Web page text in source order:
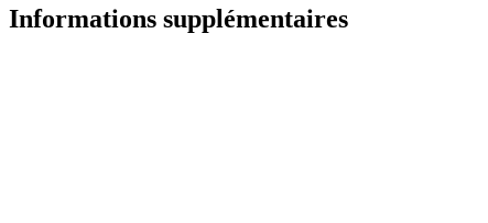
Informations supplémentaires